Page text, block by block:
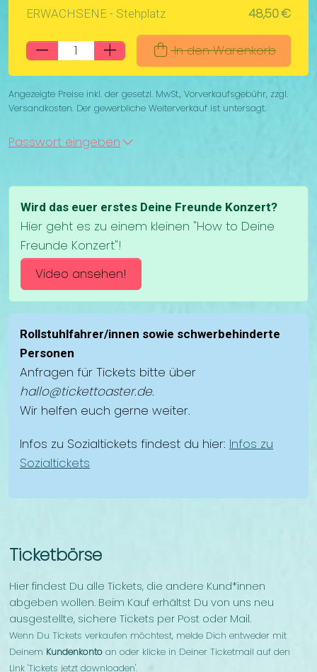
ERWACHSENE - Stehplatz 48,50 €
In den Warenkorb
Angezeigte Preise inkl. der gesetzl. MwSt., Vorverkaufsgebühr, zzgl.
Versandkosten. Der gewerbliche Weiterverkauf ist untersagt.
Passwort eingeben
Wird das euer erstes Deine Freunde Konzert?
Hier geht es zu einem kleinen "How to Deine
Freunde Konzert"!
Video ansehen!
Rollstuhlfahrer/innen sowie schwerbehinderte
Personen
Anfragen für Tickets bitte über
hallo@tickettoaster.de.
Wir helfen euch gerne weiter.
Infos zu Sozialtickets findest du hier: Infos zu
Sozialtickets
Ticketbörse
Hier findest Du alle Tickets, die andere Kund*innen
abgeben wollen. Beim Kauf erhältst Du von uns neu
ausgestellte, sichere Tickets per Post oder Mail.
Wenn Du Tickets verkaufen möchtest, melde Dich entweder mit
Deinem Kundenkonto an oder klicke in Deiner Ticketmail auf den
Link 'Tickets jetzt downloaden'.